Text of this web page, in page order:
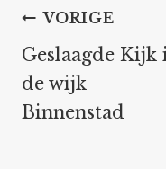
Bericht
navigatie
VORIGE
Geslaagde Kijk
de wijk
Binnenstad